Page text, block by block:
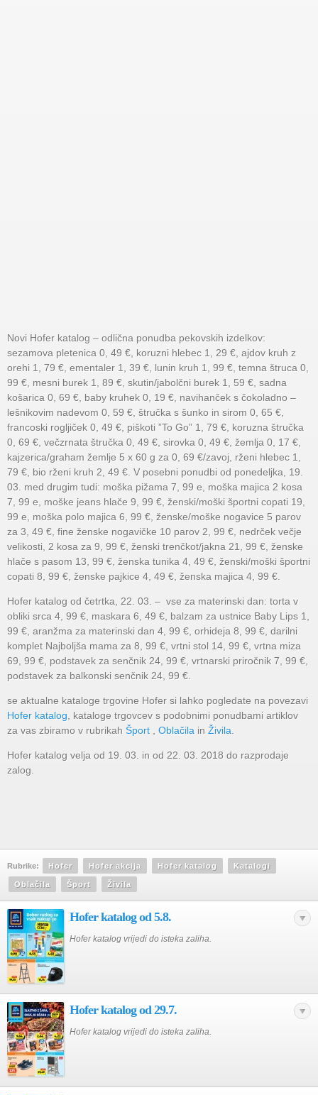
Novi Hofer katalog – odlična ponudba pekovskih izdelkov:
sezamova pletenica 0, 49 €, koruzni hlebec 1, 29 €, ajdov kruh z
orehi 1, 79 €, ementaler 1, 39 €, lunin kruh 1, 99 €, temna štruca 0,
99 €, mesni burek 1, 89 €, skutin/jabolčni burek 1, 59 €, sadna
košarica 0, 69 €, baby kruhek 0, 19 €, navihanček s čokoladno –
lešnikovim nadevom 0, 59 €, štručka s šunko in sirom 0, 65 €,
francoski rogljiček 0, 49 €, piškoti ”To Go” 1, 79 €, koruzna štručka
0, 69 €, večzrnata štručka 0, 49 €, sirovka 0, 49 €, žemlja 0, 17 €,
kajzerica/graham žemlje 5 x 60 g za 0, 69 €/zavoj, rženi hlebec 1,
79 €, bio rženi kruh 2, 49 €. V posebni ponudbi od ponedeljka, 19.
03. med drugim tudi: moška pižama 7, 99 e, moška majica 2 kosa
7, 99 e, moške jeans hlače 9, 99 €, ženski/moški športni copati 19,
99 e, moška polo majica 6, 99 €, ženske/moške nogavice 5 parov
za 3, 49 €, fine ženske nogavičke 10 parov 2, 99 €, nedrček večje
velikosti, 2 kosa za 9, 99 €, ženski trenčkot/jakna 21, 99 €, ženske
hlače s pasom 13, 99 €, ženska tunika 4, 49 €, ženski/moški športni
copati 8, 99 €, ženske pajkice 4, 49 €, ženska majica 4, 99 €.
Hofer katalog od četrtka, 22. 03. – vse za materinski dan: torta v
obliki srca 4, 99 €, maskara 6, 49 €, balzam za ustnice Baby Lips 1,
99 €, aranžma za materinski dan 4, 99 €, orhideja 8, 99 €, darilni
komplet Najboljša mama za 8, 99 €, vrtni stol 14, 99 €, vrtna miza
69, 99 €, podstavek za senčnik 24, 99 €, vrtnarski priročnik 7, 99 €,
podstavek za balkonski senčnik 24, 99 €.
se aktualne kataloge trgovine Hofer si lahko pogledate na povezavi
Hofer katalog , kataloge trgovcev s podobnimi ponudbami artiklov
za vas zbiramo v rubrikah Šport Oblačila in Živila
Hofer katalog velja od 19. 03. in od 22. 03. 2018 do razprodaje
zalog.
Rubrike: Hofer Hofer akcija Hofer katalog Katalogi
Oblačila Šport Živila
Hofer katalog od 5.8.
Hofer katalog vrijedi do isteka zaliha.
Hofer katalog od 29.7.
Hofer katalog vrijedi do isteka zaliha.